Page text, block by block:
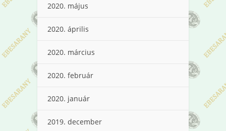
2020. május
2020. április
2020. március
2020. február
2020. január
2019. december